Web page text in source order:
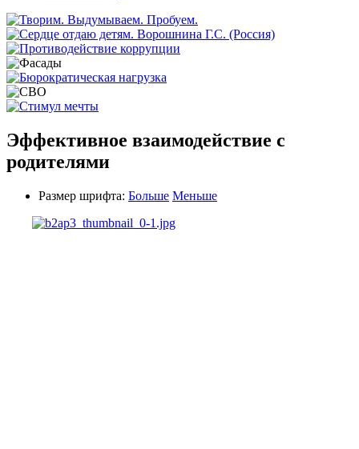
Эффективное взаимодействие с
родителями
Размер шрифта: Больше Меньше